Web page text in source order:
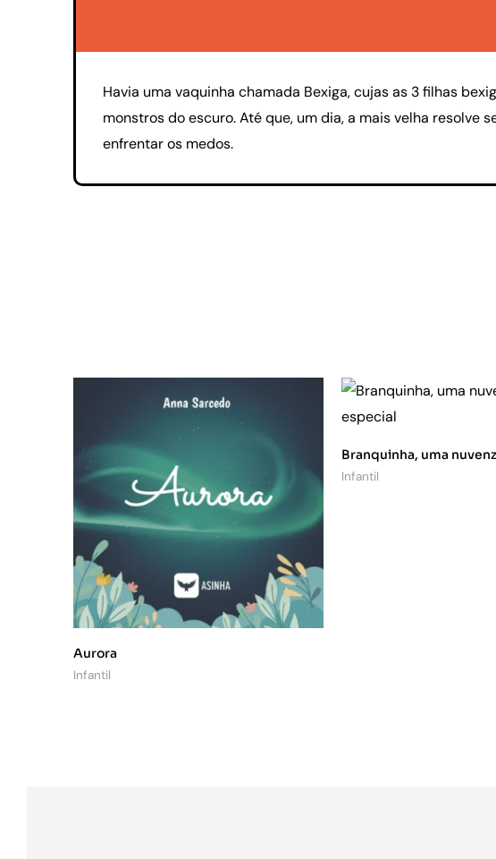
Havia uma vaquinha chamada Bexiga, cujas as 3 filhas
monstros do escuro. Até que, um dia, a mais velha
enfrentar os medos.
Aurora
Infantil
Branquinha, uma
Infantil